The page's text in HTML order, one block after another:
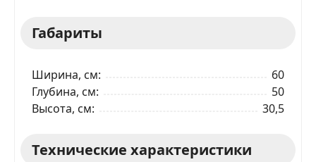
Габариты
Ширина, см
60
Глубина, см
50
Высота, см
30,5
Технические характеристики